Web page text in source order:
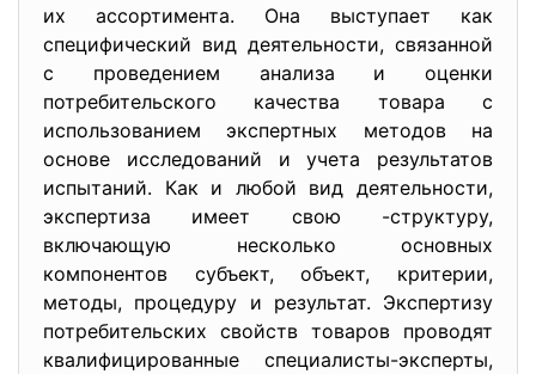
их ассортимента. Она выступает как
специфический вид деятельности, связанной
с проведением анализа и оценки
потребительского качества товара с
использованием экспертных методов на
основе исследований и учета результатов
испытаний. Как и любой вид деятельности,
экспертиза имеет свою -структуру,
включающую несколько основных
компонентов субъект, объект, критерии,
методы, процедуру и результат. Экспертизу
потребительских свойств товаров проводят
квалифицированные специалисты-эксперты,